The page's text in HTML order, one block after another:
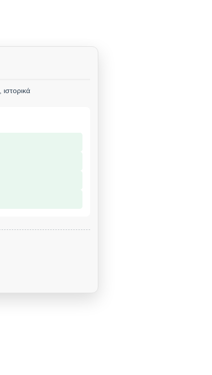
, ιστορικά